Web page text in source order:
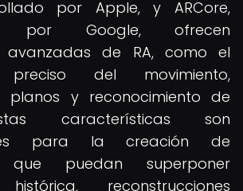
por Apple, y ARCore,
por Google, ofrecen
avanzadas de RA, como el
preciso del movimiento,
planos y reconocimiento de
características son
para la creación de
que puedan superponer
reconstrucciones